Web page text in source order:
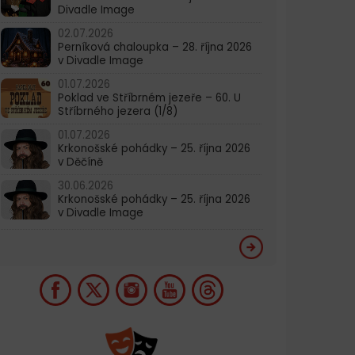
Divadle Image
02.07.2026
Perníková chaloupka – 28. října 2026
v Divadle Image
01.07.2026
Poklad ve Stříbrném jezeře – 60. U
Stříbrného jezera (1/8)
01.07.2026
Krkonošské pohádky – 25. října 2026
v Děčíně
30.06.2026
Krkonošské pohádky – 25. října 2026
v Divadle Image